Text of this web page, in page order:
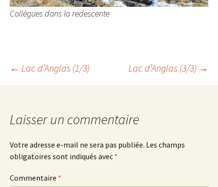
Collègues dans la redescente
Navigation
articles
← Lac d’Anglas (1/3) Lac d’Anglas (3/3) →
Laisser un commentaire
Votre adresse e-mail ne sera pas publiée. Les champs
obligatoires sont indiqués avec *
Commentaire *